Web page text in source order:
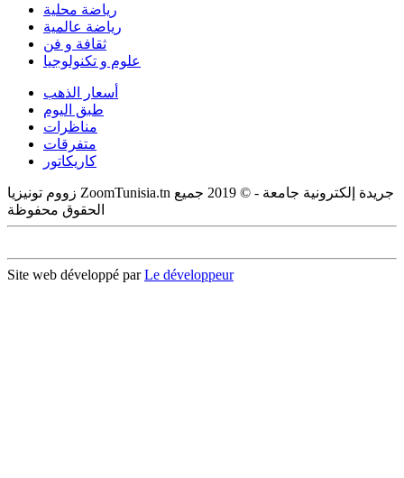
رياضة محلية
رياضة عالمية
ثقافة و فن
علوم و تكنولوجيا
أسعار الذهب
طبق اليوم
مناظرات
متفرقات
كاريكاتور
زووم تونيزيا ZoomTunisia.tn جريدة إلكترونية جامعة - © 2019 جميع
الحقوق محفوظة
Site web développé parLe développeur